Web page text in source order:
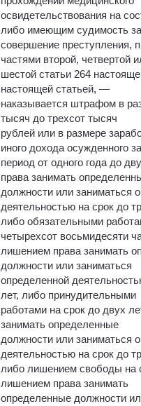
освидетельствования на
либо имеющим судимость за
совершение преступления,
частями второй, четвертой
шестой статьи 264
настоящей статьей, —
наказывается штрафом в
тысяч до трехсот тысяч
рублей или в размере
иного дохода осужденного за
период от одного года до
права занимать
должности или заниматься
деятельностью на срок до
либо обязательными
четырехсот восьмидесяти
лишением права занимать
должности или заниматься
определенной
лет, либо принудительными
работами на срок до двух
занимать определенные
должности или заниматься
деятельностью на срок до
либо лишением свободы на
лишением права занимать
определенные должности